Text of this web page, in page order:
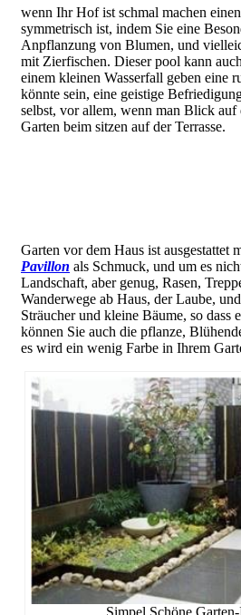
wenn Ihr Hof ist schmal machen
symmetrisch ist, indem Sie eine
Anpflanzung von Blumen, und
mit Zierfischen. Dieser pool kann
einem kleinen Wasserfall geben eine
könnte sein, eine geistige
selbst, vor allem, wenn man Blick auf
Garten beim sitzen auf der Terrasse.
Garten vor dem Haus ist ausgestattet
Pavillon als Schmuck, und um es
Landschaft, aber genug, Rasen,
Wanderwege ab Haus, der Laube,
Sträucher und kleine Bäume, so dass
können Sie auch die pflanze,
es wird ein wenig Farbe in Ihrem